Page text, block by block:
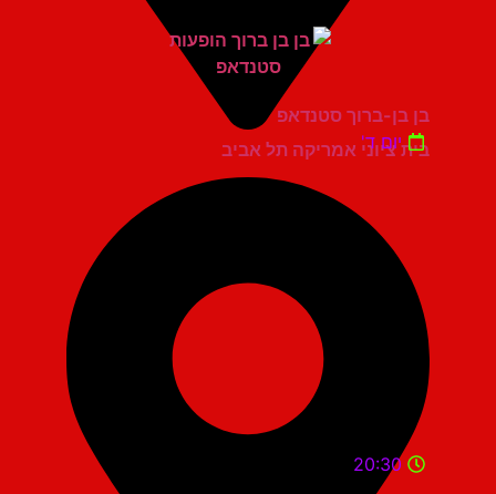
בית ציוני אמריקה תל אביב
בן בן-ברוך סטנדאפ
יום ד'
20:30